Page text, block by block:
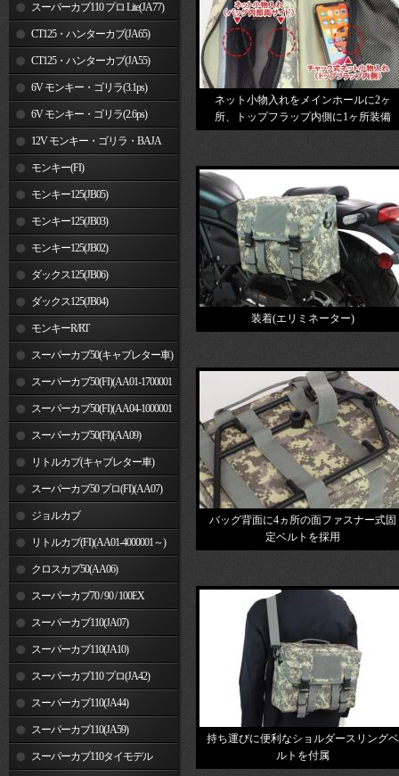
スーパーカブ110 プロ Lite(JA77)
CT125・ハンターカブ(JA65)
CT125・ハンターカブ(JA55)
6V モンキー・ゴリラ(3.1ps)
6V モンキー・ゴリラ(2.6ps)
12V モンキー・ゴリラ・BAJA
モンキー(FI)
モンキー125(JB05)
モンキー125(JB03)
モンキー125(JB02)
ダックス125(JB06)
ダックス125(JB04)
モンキーR/RT
スーパーカブ50(キャブレター車)
スーパーカブ50(FI)(AA01-1700001
～) スーパーカブ50(FI)(AA04-1000001
～) スーパーカブ50(FI)(AA09)
リトルカブ(キャブレター車)
スーパーカブ50 プロ(FI)(AA07)
ジョルカブ
リトルカブ(FI)(AA01-4000001～)
クロスカブ50(AA06)
スーパーカブ70 / 90 / 100EX
スーパーカブ110(JA07)
スーパーカブ110(JA10)
スーパーカブ110 プロ(JA42)
スーパーカブ110(JA44)
スーパーカブ110(JA59)
スーパーカブ110タイモデル
ネット小物入れをメインホールに2ヶ
所、トップフラップ内側に1ヶ所装備
装着(エリミネーター)
バッグ背面に4ヵ所の面ファスナー式固
定ベルトを採用
持ち運びに便利なショルダースリングベ
ルトを付属